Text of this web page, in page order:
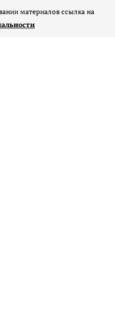
материалов ссылка на